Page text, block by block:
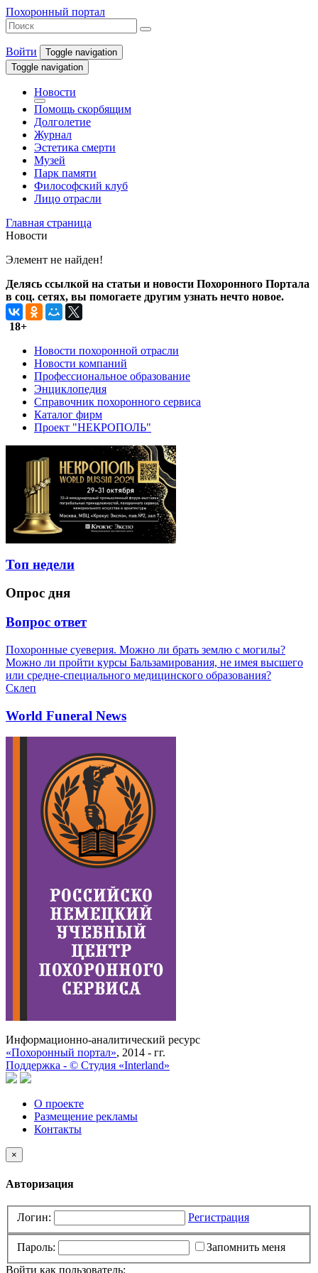
Похоронный портал
Войти
Toggle navigation
Toggle navigation
Новости
Помощь скорбящим
Долголетие
Журнал
Эстетика смерти
Музей
Парк памяти
Философский клуб
Лицо отрасли
Главная страница
Новости
Элемент не найден!
Делясь ссылкой на статьи и новости Похоронного Портала
в соц. сетях, вы помогаете другим узнать нечто новое.
18+
Новости похоронной отрасли
Новости компаний
Профессиональное образование
Энциклопедия
Справочник похоронного сервиса
Каталог фирм
Проект "НЕКРОПОЛЬ"
Топ недели
Опрос дня
Вопрос ответ
Похоронные суеверия. Можно ли брать землю с могилы?
Можно ли пройти курсы Бальзамирования, не имея высшего
или средне-специального медицинского образования?
Склеп
World Funeral News
Информационно-аналитический ресурс
«Похоронный портал», 2014 - гг.
Поддержка - © Cтудия «Interland»
О проекте
Размещение рекламы
Контакты
×
Авторизация
Логин: Регистрация
Пароль:
Запомнить меня
Войти как пользователь: